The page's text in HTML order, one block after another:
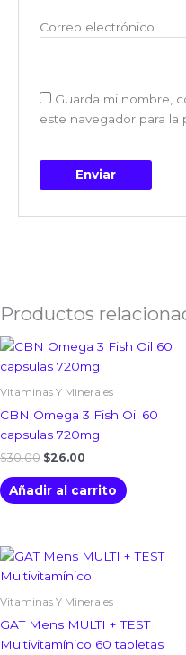
Correo electrónico
Guarda mi nombre,
este navegador para la
Productos
Vitaminas Y Minerales
CBN Omega 3 Fish Oil 60
capsulas 720mg
$30.00
El
precio
original
era:
$30.00.
$26.00
El
precio
actual
es:
$26.00.
Añadir al carrito
Vitaminas Y Minerales
GAT Mens MULTI + TEST
Multivitamínico 60 tabletas